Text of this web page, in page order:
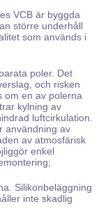
VCB är byggda
större underhåll
som används i
poler. Det
och risken
om en av polerna
kylning av
luftcirkulation.
användning av
av atmosfärisk
enkel
Silikonbeläggning
inte skadlig